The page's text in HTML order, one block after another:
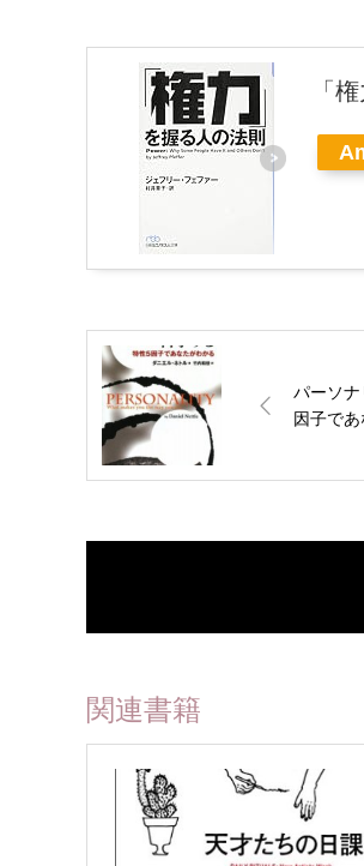
「
パーソ
因子で
関連書籍